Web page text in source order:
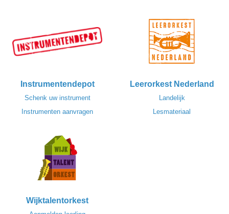
Instrumentendepot
Schenk uw instrument
Instrumenten aanvragen
Leerorkest Nederland
Landelijk
Lesmateriaal
Wijktalentorkest